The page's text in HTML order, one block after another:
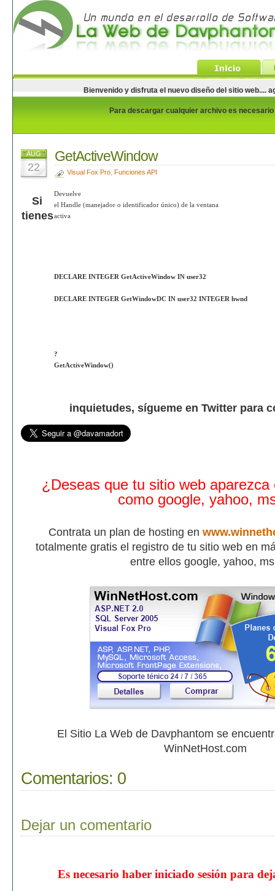
Bienvenido y disfruta el nuevo diseño del sitio web....
Para descargar cualquier archivo es
AUG
22
GetActiveWindow
Visual Fox Pro, Funciones API
Devuelve
el Handle (manejador o identificador único) de la ventana
activa
DECLARE INTEGER GetActiveWindow IN user32
DECLARE INTEGER GetWindowDC IN user32 INTEGER hwnd
?
GetActiveWindow()
Si
tienes
inquietudes, sígueme en Twitter para
¿Deseas que tu sitio web aparezca
como google, yahoo,
Contrata un plan de hosting en
totalmente gratis el registro de tu sitio web en
entre ellos google, yahoo,
El Sitio La Web de Davphantom se
WinNetHost.com
Comentarios: 0
Dejar un comentario
Es necesario haber iniciado sesión para